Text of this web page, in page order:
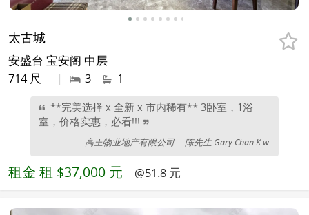
太古城
安盛台 宝安阁 中层
714 尺
| 3 1
**完美选择 x 全新 x 市内稀有** 3卧室，1浴
室，价格实惠，必看!!!
高王物业地产有限公司 陈先生 Gary Chan K.w.
租金 租 $37,000 元 @51.8 元